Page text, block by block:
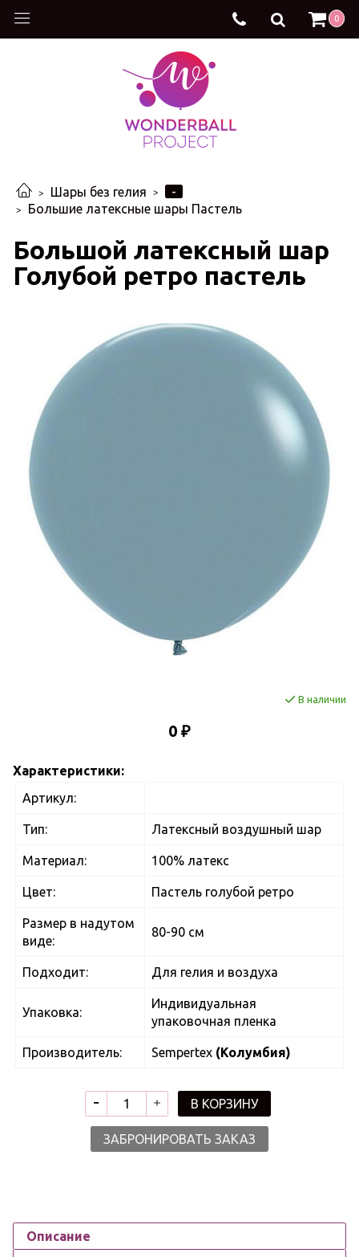
0
Шары без гелия
-
Большие латексные шары Пастель
Большой латексный шар
Голубой ретро пастель
В наличии
0 ₽
Характеристики:
Артикул:
Тип: Латексный воздушный шар
Материал: 100% латекс
Цвет: Пастель голубой ретро
Размер в надутом
виде:
80-90 см
Подходит: Для гелия и воздуха
Упаковка:
Индивидуальная
упаковочная пленка
Производитель: Sempertex (Колумбия)
В КОРЗИНУ
ЗАБРОНИРОВАТЬ ЗАКАЗ
Описание